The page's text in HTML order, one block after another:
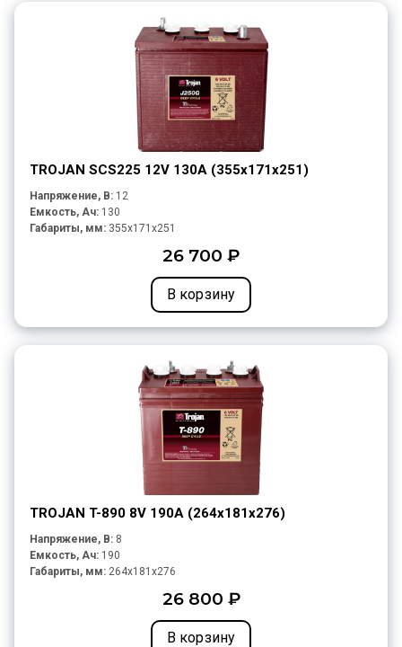
TROJAN SCS225 12V 130A (355х171х251)
Напряжение, В: 12
Емкость, Ач: 130
Габариты, мм: 355x171x251
26 700 ₽
В корзину
TROJAN T-890 8V 190A (264х181х276)
Напряжение, В: 8
Емкость, Ач: 190
Габариты, мм: 264x181x276
26 800 ₽
В корзину